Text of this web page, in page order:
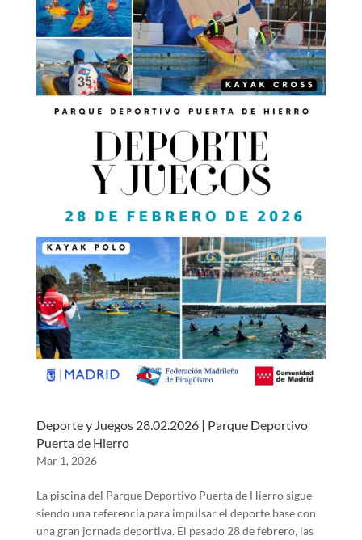
Deporte y Juegos 28.02.2026 | Parque Deportivo
Puerta de Hierro
Mar 1, 2026
La piscina del Parque Deportivo Puerta de Hierro sigue
siendo una referencia para impulsar el deporte base con
una gran jornada deportiva. El pasado 28 de febrero, las